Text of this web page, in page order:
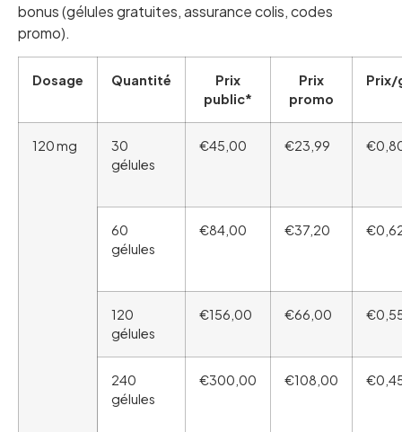
bonus (gélules gratuites, assurance colis, codes
promo).
Dosage Quantité
Prix
public*
Prix
promo
Prix/
120 mg
30
gélules
€45,00 €23,99
60
gélules
€84,00 €37,20
120
gélules
€156,00 €66,00
240
gélules
€300,00 €108,00